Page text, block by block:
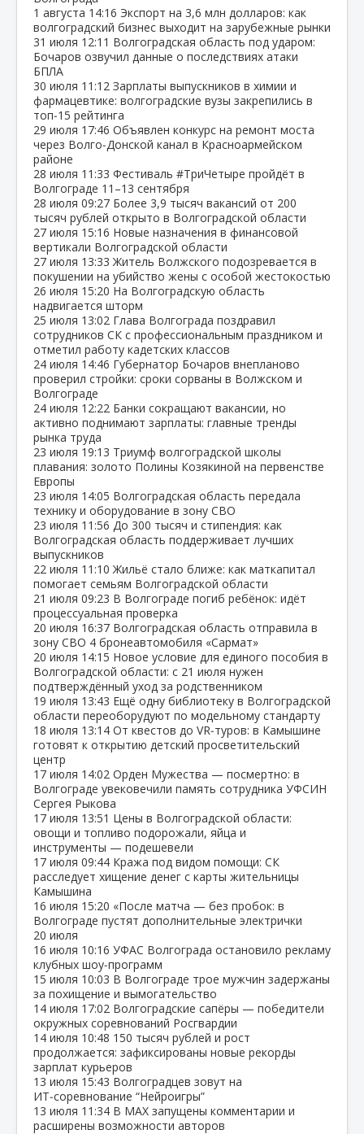
1 августа 14:16 Экспорт на 3,6 млн долларов: как
волгоградский бизнес выходит на зарубежные рынки
31 июля 12:11 Волгоградская область под ударом:
Бочаров озвучил данные о последствиях атаки
БПЛА
30 июля 11:12 Зарплаты выпускников в химии и
фармацевтике: волгоградские вузы закрепились в
топ‑15 рейтинга
29 июля 17:46 Объявлен конкурс на ремонт моста
через Волго‑Донской канал в Красноармейском
районе
28 июля 11:33 Фестиваль #ТриЧетыре пройдёт в
Волгограде 11–13 сентября
28 июля 09:27 Более 3,9 тысяч вакансий от 200
тысяч рублей открыто в Волгоградской области
27 июля 15:16 Новые назначения в финансовой
вертикали Волгоградской области
27 июля 13:33 Житель Волжского подозревается в
покушении на убийство жены с особой жестокостью
26 июля 15:20 На Волгоградскую область
надвигается шторм
25 июля 13:02 Глава Волгограда поздравил
сотрудников СК с профессиональным праздником и
отметил работу кадетских классов
24 июля 14:46 Губернатор Бочаров внепланово
проверил стройки: сроки сорваны в Волжском и
Волгограде
24 июля 12:22 Банки сокращают вакансии, но
активно поднимают зарплаты: главные тренды
рынка труда
23 июля 19:13 Триумф волгоградской школы
плавания: золото Полины Козякиной на первенстве
Европы
23 июля 14:05 Волгоградская область передала
технику и оборудование в зону СВО
23 июля 11:56 До 300 тысяч и стипендия: как
Волгоградская область поддерживает лучших
выпускников
22 июля 11:10 Жильё стало ближе: как маткапитал
помогает семьям Волгоградской области
21 июля 09:23 В Волгограде погиб ребёнок: идёт
процессуальная проверка
20 июля 16:37 Волгоградская область отправила в
зону СВО 4 бронеавтомобиля «Сармат»
20 июля 14:15 Новое условие для единого пособия в
Волгоградской области: с 21 июля нужен
подтверждённый уход за родственником
19 июля 13:43 Ещё одну библиотеку в Волгоградской
области переоборудуют по модельному стандарту
18 июля 13:14 От квестов до VR‑туров: в Камышине
готовят к открытию детский просветительский
центр
17 июля 14:02 Орден Мужества — посмертно: в
Волгограде увековечили память сотрудника УФСИН
Сергея Рыкова
17 июля 13:51 Цены в Волгоградской области:
овощи и топливо подорожали, яйца и
инструменты — подешевели
17 июля 09:44 Кража под видом помощи: СК
расследует хищение денег с карты жительницы
Камышина
16 июля 15:20 «После матча — без пробок: в
Волгограде пустят дополнительные электрички
20 июля
16 июля 10:16 УФАС Волгограда остановило рекламу
клубных шоу‑программ
15 июля 10:03 В Волгограде трое мужчин задержаны
за похищение и вымогательство
14 июля 17:02 Волгоградские сапёры — победители
окружных соревнований Росгвардии
14 июля 10:48 150 тысяч рублей и рост
продолжается: зафиксированы новые рекорды
зарплат курьеров
13 июля 15:43 Волгоградцев зовут на
ИТ‑соревнование “Нейроигры”
13 июля 11:34 В МАХ запущены комментарии и
расширены возможности авторов